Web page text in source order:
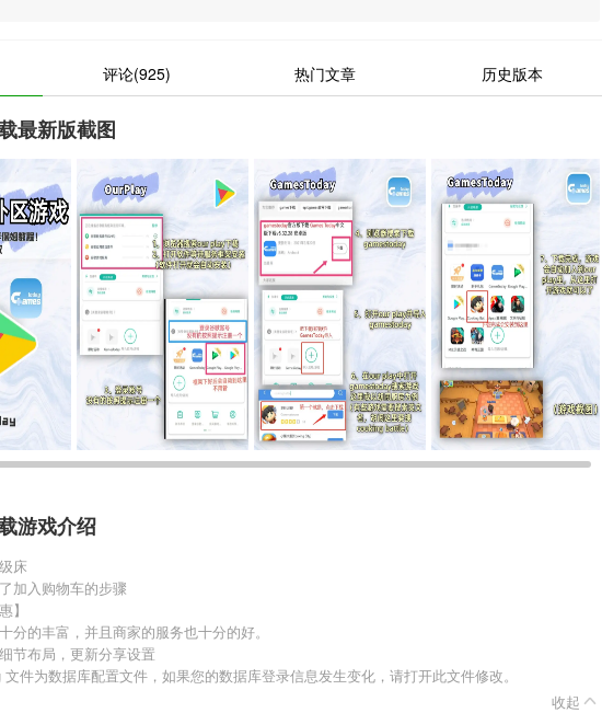
评论(925) 热门文章 历史版本
最新版截图
游戏介绍
床
加入购物车的步骤
】
分的丰富，并且商家的服务也十分的好。
节布局，更新分享设置
件为数据库配置文件，如果您的数据库登录信息发生变化，请打开此文件修改。
收起